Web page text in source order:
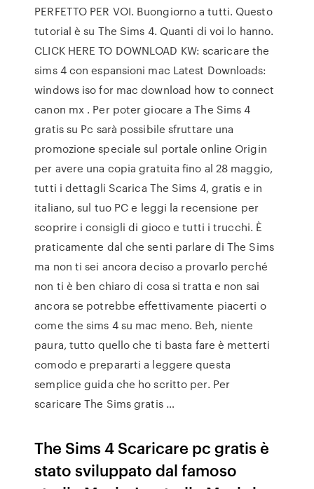
PERFETTO PER VOI. Buongiorno a tutti. Questo
tutorial è su The Sims 4. Quanti di voi lo hanno.
CLICK HERE TO DOWNLOAD KW: scaricare the
sims 4 con espansioni mac Latest Downloads:
windows iso for mac download how to connect
canon mx . Per poter giocare a The Sims 4
gratis su Pc sarà possibile sfruttare una
promozione speciale sul portale online Origin
per avere una copia gratuita fino al 28 maggio,
tutti i dettagli Scarica The Sims 4, gratis e in
italiano, sul tuo PC e leggi la recensione per
scoprire i consigli di gioco e tutti i trucchi. È
praticamente dal che senti parlare di The Sims
ma non ti sei ancora deciso a provarlo perché
non ti è ben chiaro di cosa si tratta e non sai
ancora se potrebbe effettivamente piacerti o
come the sims 4 su mac meno. Beh, niente
paura, tutto quello che ti basta fare è metterti
comodo e prepararti a leggere questa
semplice guida che ho scritto per. Per
scaricare The Sims gratis …
The Sims 4 Scaricare pc gratis è
stato sviluppato dal famoso